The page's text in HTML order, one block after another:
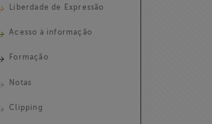
Liberdade de Expressão
Acesso à informação
Formação
Notas
Clipping